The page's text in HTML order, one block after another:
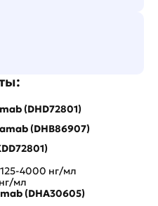
(DHD72801)
(DHB86907)
4000 нг/мл
мл
(DHA30605)